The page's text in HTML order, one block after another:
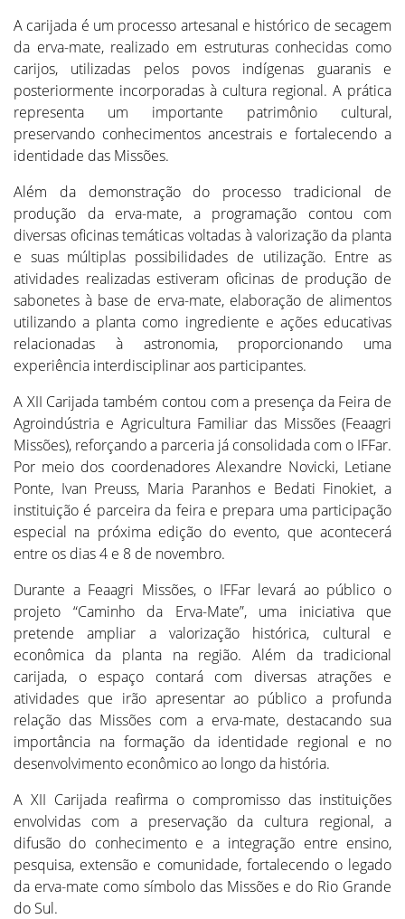
A carijada é um processo artesanal e histórico de secagem
da erva-mate, realizado em estruturas conhecidas como
carijos, utilizadas pelos povos indígenas guaranis e
posteriormente incorporadas à cultura regional. A prática
representa um importante patrimônio cultural,
preservando conhecimentos ancestrais e fortalecendo a
identidade das Missões.
Além da demonstração do processo tradicional de
produção da erva-mate, a programação contou com
diversas oficinas temáticas voltadas à valorização da planta
e suas múltiplas possibilidades de utilização. Entre as
atividades realizadas estiveram oficinas de produção de
sabonetes à base de erva-mate, elaboração de alimentos
utilizando a planta como ingrediente e ações educativas
relacionadas à astronomia, proporcionando uma
experiência interdisciplinar aos participantes.
A XII Carijada também contou com a presença da Feira de
Agroindústria e Agricultura Familiar das Missões (Feaagri
Missões), reforçando a parceria já consolidada com o IFFar.
Por meio dos coordenadores Alexandre Novicki, Letiane
Ponte, Ivan Preuss, Maria Paranhos e Bedati Finokiet, a
instituição é parceira da feira e prepara uma participação
especial na próxima edição do evento, que acontecerá
entre os dias 4 e 8 de novembro.
Durante a Feaagri Missões, o IFFar levará ao público o
projeto “Caminho da Erva-Mate”, uma iniciativa que
pretende ampliar a valorização histórica, cultural e
econômica da planta na região. Além da tradicional
carijada, o espaço contará com diversas atrações e
atividades que irão apresentar ao público a profunda
relação das Missões com a erva-mate, destacando sua
importância na formação da identidade regional e no
desenvolvimento econômico ao longo da história.
A XII Carijada reafirma o compromisso das instituições
envolvidas com a preservação da cultura regional, a
difusão do conhecimento e a integração entre ensino,
pesquisa, extensão e comunidade, fortalecendo o legado
da erva-mate como símbolo das Missões e do Rio Grande
do Sul.